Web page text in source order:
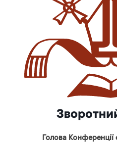
Голова Конференції